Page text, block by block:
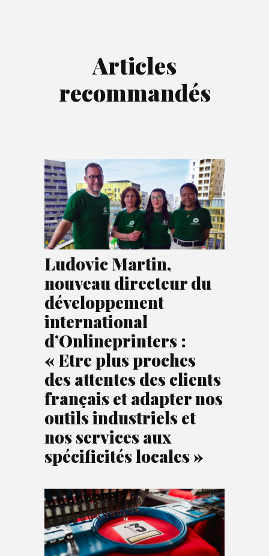
Articles
recommandés
Ludovic Martin,
nouveau directeur du
développement
international
d’Onlineprinters :
« Etre plus proches
des attentes des clients
français et adapter nos
outils industriels et
nos services aux
spécificités locales »